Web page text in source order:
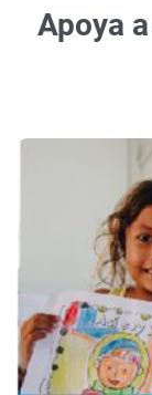
Apoya